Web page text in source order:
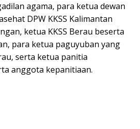
agama, para ketua dewan
DPW KKSS Kalimantan
ketua KKSS Berau beserta
para ketua paguyuban yang
serta ketua panitia
anggota kepanitiaan.